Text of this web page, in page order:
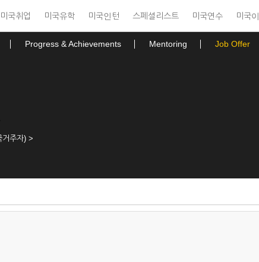
미국취업 미국유학 미국인턴 스페셜리스트 미국연수 미국
Progress & Achievements Mentoring Job Offer
거주자) >